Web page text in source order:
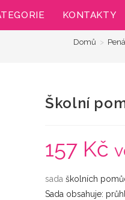
KONTAKTY
Domů >
Školní
157 Kč
sada školních
Sada obsahuje: